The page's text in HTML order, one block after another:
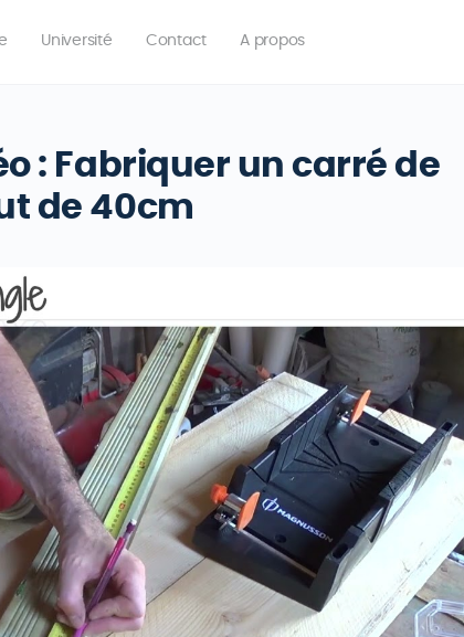
Université Contact A propos
: Fabriquer un carré de
de 40cm